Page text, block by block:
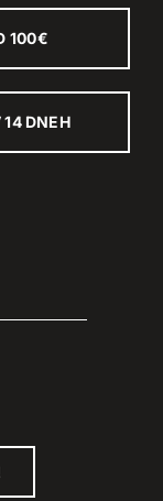
100€
DNEH